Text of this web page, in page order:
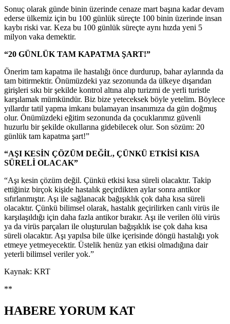
Sonuç olarak günde binin üzerinde cenaze mart başına kadar devam
ederse ülkemiz için bu 100 günlük süreçte 100 binin üzerinde insan
kaybı riski var. Keza bu 100 günlük süreçte aynı hızda yeni 5
milyon vaka demektir.
“20 GÜNLÜK TAM KAPATMA ŞART!”
Önerim tam kapatma ile hastalığı önce durdurup, bahar aylarında da
tam bitirmektir. Önümüzdeki yaz sezonunda da ülkeye dışarıdan
girişleri sıkı bir şekilde kontrol altına alıp turizmi de yerli turistle
karşılamak mümkündür. Biz bize yeteceksek böyle yetelim. Böylece
yıllardır tatil yapma imkanı bulamayan insanımıza da gün doğmuş
olur. Önümüzdeki eğitim sezonunda da çocuklarımız güvenli
huzurlu bir şekilde okullarına gidebilecek olur. Son sözüm: 20
günlük tam kapatma şart!”
“AŞI KESİN ÇÖZÜM DEĞİL, ÇÜNKÜ ETKİSİ KISA
SÜRELİ OLACAK”
“Aşı kesin çözüm değil. Çünkü etkisi kısa süreli olacaktır. Takip
ettiğiniz birçok kişide hastalık geçirdikten aylar sonra antikor
sıfırlanmıştır. Aşı ile sağlanacak bağışıklık çok daha kısa süreli
olacaktır. Çünkü bilimsel olarak, hastalık geçirilirken canlı virüs ile
karşılaşıldığı için daha fazla antikor bırakır. Aşı ile verilen ölü virüs
ya da virüs parçaları ile oluşturulan bağışıklık ise çok daha kısa
süreli olacaktır. Aşı yapılsa bile ülke içerisinde döngü hastalığı yok
etmeye yetmeyecektir. Üstelik henüz yan etkisi olmadığına dair
yeterli bilimsel veriler yok.”
Kaynak: KRT
**
HABERE YORUM KAT